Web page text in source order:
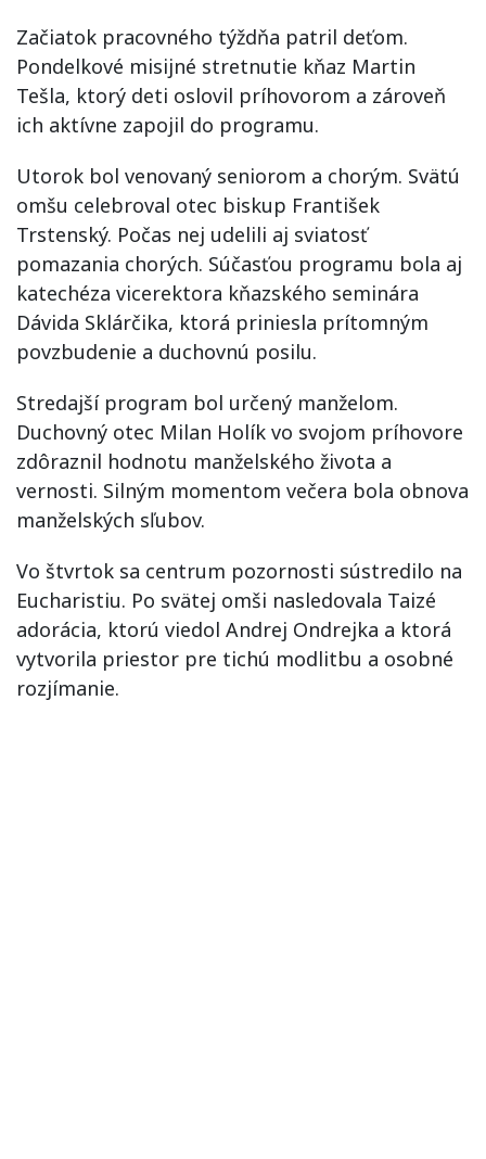
Začiatok pracovného týždňa patril deťom.
Pondelkové misijné stretnutie kňaz Martin
Tešla, ktorý deti oslovil príhovorom a zároveň
ich aktívne zapojil do programu.
Utorok bol venovaný seniorom a chorým. Svätú
omšu celebroval otec biskup František
Trstenský. Počas nej udelili aj sviatosť
pomazania chorých. Súčasťou programu bola aj
katechéza vicerektora kňazského seminára
Dávida Sklárčika, ktorá priniesla prítomným
povzbudenie a duchovnú posilu.
Stredajší program bol určený manželom.
Duchovný otec Milan Holík vo svojom príhovore
zdôraznil hodnotu manželského života a
vernosti. Silným momentom večera bola obnova
manželských sľubov.
Vo štvrtok sa centrum pozornosti sústredilo na
Eucharistiu. Po svätej omši nasledovala Taizé
adorácia, ktorú viedol Andrej Ondrejka a ktorá
vytvorila priestor pre tichú modlitbu a osobné
rozjímanie.